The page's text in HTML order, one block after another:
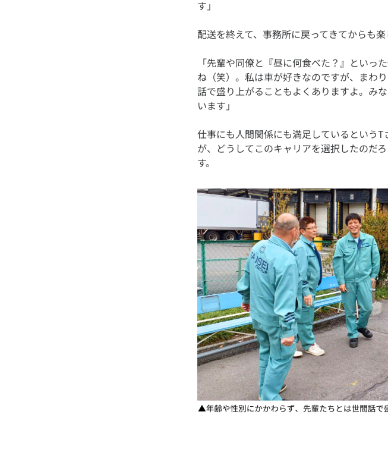
「先輩や同僚と『昼に何食べた？』といっ
ね（笑）。私は車が好きなのですが、まわ
話で盛り上がることもよくありますよ。み
仕事にも人間関係にも満足しているという
が、どうしてこのキャリアを選択したのだ